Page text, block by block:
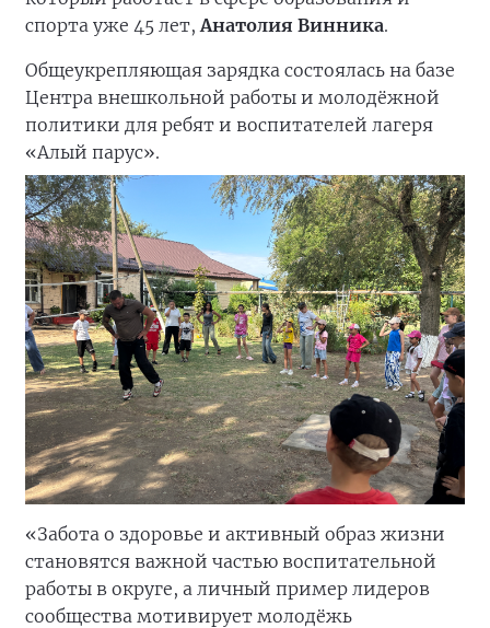
спорта уже 45 лет, Анатолия Винника.
Общеукрепляющая зарядка состоялась на базе
Центра внешкольной работы и молодёжной
политики для ребят и воспитателей лагеря
«Алый парус».
«Забота о здоровье и активный образ жизни
становятся важной частью воспитательной
работы в округе, а личный пример лидеров
сообщества мотивирует молодёжь